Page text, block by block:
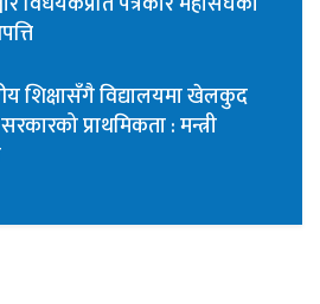
शिक्षासँगै विद्यालयमा खेलकुद
प्राथमिकता : मन्त्री